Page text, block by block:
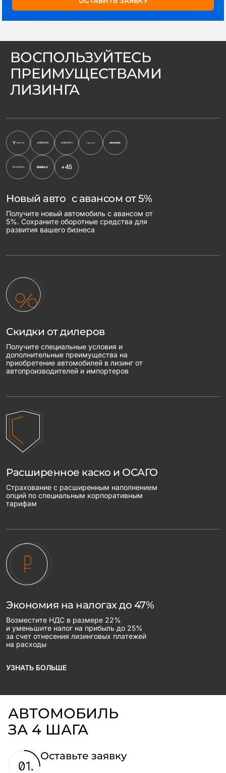
ВОСПОЛЬЗУЙТЕСЬ
ПРЕИМУЩЕСТВАМИ
ЛИЗИНГА
+45
Новый авто с авансом от 5%
Получите новый автомобиль с авансом от
5%. Сохраните оборотные средства для
развития вашего бизнеса
Скидки от дилеров
Получите специальные условия и
дополнительные преимущества на
приобретение автомобилей в лизинг от
автопроизводителей и импортеров
Расширенное каско и ОСАГО
Страхование с расширенным наполнением
опций по специальным корпоративным
тарифам
Экономия на налогах до 47%
Возместите НДС в размере 22%
и уменьшите налог на прибыль до 25%
за счет отнесения лизинговых платежей
на расходы
УЗНАТЬ БОЛЬШЕ
АВТОМОБИЛЬ
ЗА 4 ШАГА
Оставьте заявку